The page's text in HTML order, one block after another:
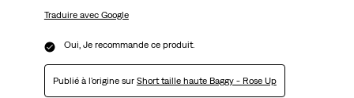
Traduire avec Google
Oui, Je recommande ce produit.
Publié à l'origine sur Short taille haute Baggy - Rose Up